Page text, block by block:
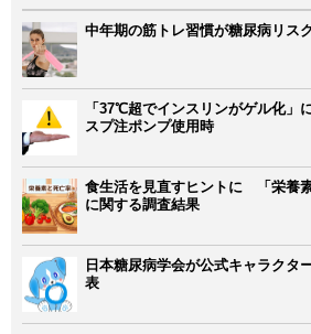
中年期の筋トレ習慣が糖尿病リス
「37℃超でインスリンがゲル化
スプ注ポンプ使用時
食生活を見直すヒントに 「栄養
に関する調査結果
日本糖尿病学会が公式キャラクタ
表